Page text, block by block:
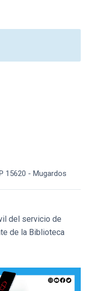
15620 - Mugardos
del servicio de
de la Biblioteca